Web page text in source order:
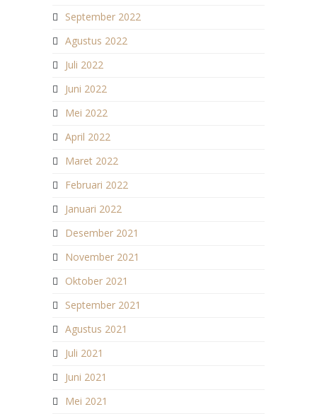
September 2022
Agustus 2022
Juli 2022
Juni 2022
Mei 2022
April 2022
Maret 2022
Februari 2022
Januari 2022
Desember 2021
November 2021
Oktober 2021
September 2021
Agustus 2021
Juli 2021
Juni 2021
Mei 2021